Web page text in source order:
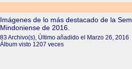
Imágenes de lo más destacado de la
Mindoniense de 2016.
83 Archivo(s), Último añadido el Marzo 26, 2016
Álbum visto 1207 veces